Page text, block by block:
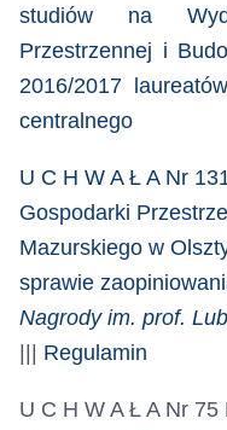
studiów na
Przestrzennej i
2016/2017
centralnego
U C H W A Ł A Nr
Gospodarki
Mazurskiego w
sprawie
Nagrody im. prof.
||| Regulamin
U C H W A Ł A Nr